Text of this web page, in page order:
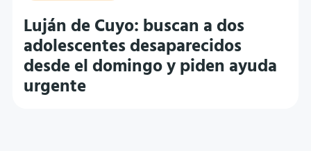
Luján de Cuyo: buscan a dos
adolescentes desaparecidos
desde el domingo y piden ayuda
urgente